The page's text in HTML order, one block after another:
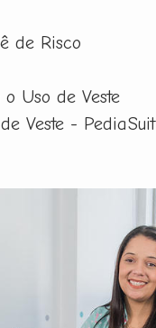
de Risco
Uso de Veste
Veste - PediaSuit